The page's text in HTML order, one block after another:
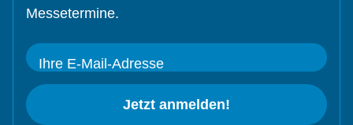
Messetermine.
Ihre E-Mail-Adresse
Jetzt anmelden!